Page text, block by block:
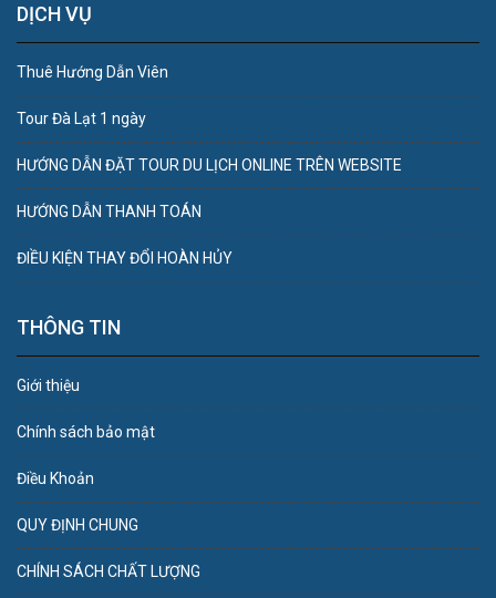
DỊCH VỤ
Thuê Hướng Dẫn Viên
Tour Đà Lạt 1 ngày
HƯỚNG DẪN ĐẶT TOUR DU LỊCH ONLINE TRÊN WEBSITE
HƯỚNG DẪN THANH TOÁN
ĐIỀU KIỆN THAY ĐỔI HOÀN HỦY
THÔNG TIN
Giới thiệu
Chính sách bảo mật
Điều Khoản
QUY ĐỊNH CHUNG
CHÍNH SÁCH CHẤT LƯỢNG